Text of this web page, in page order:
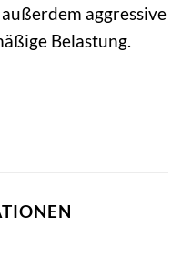
aggressive
Belastung.